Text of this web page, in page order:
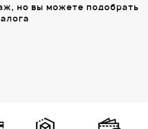
но вы можете подобрать